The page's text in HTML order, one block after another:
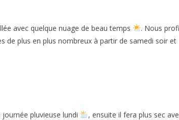
avec quelque nuage de beau temps
. Nous
de plus en plus nombreux à partir de samedi soir et
pluvieuse lundi
, ensuite il fera plus sec